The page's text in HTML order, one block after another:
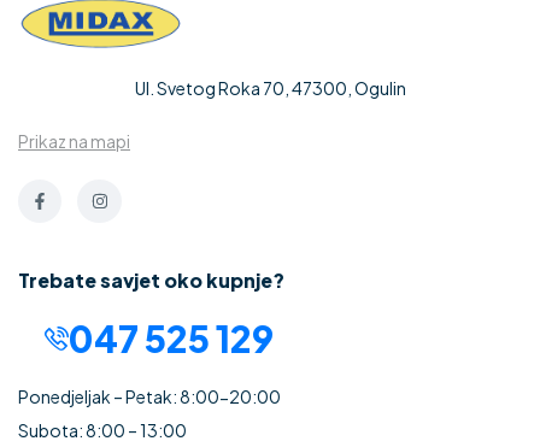
Ul. Svetog Roka 70, 47300, Ogulin
Prikaz na mapi
Trebate savjet oko kupnje?
047 525 129
Ponedjeljak – Petak: 8:00-20:00
Subota: 8:00 – 13:00